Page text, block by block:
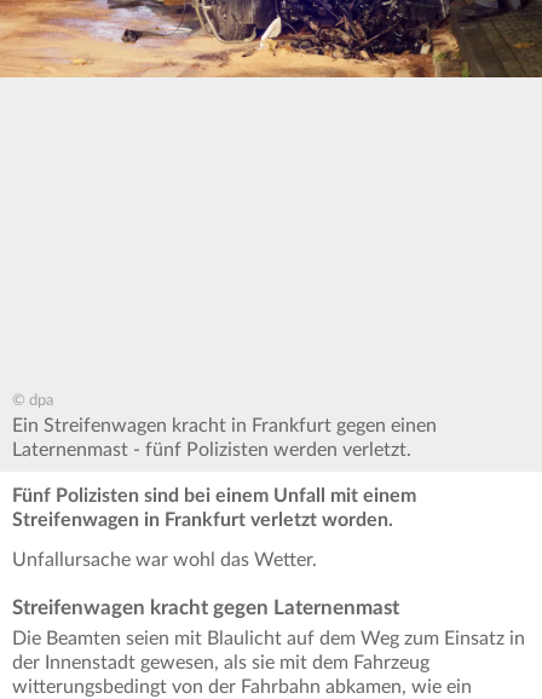
© dpa
Ein Streifenwagen kracht in Frankfurt gegen einen
Laternenmast - fünf Polizisten werden verletzt.
Fünf Polizisten sind bei einem Unfall mit einem
Streifenwagen in Frankfurt verletzt worden.
Unfallursache war wohl das Wetter.
Streifenwagen kracht gegen Laternenmast
Die Beamten seien mit Blaulicht auf dem Weg zum Einsatz in
der Innenstadt gewesen, als sie mit dem Fahrzeug
witterungsbedingt von der Fahrbahn abkamen, wie ein